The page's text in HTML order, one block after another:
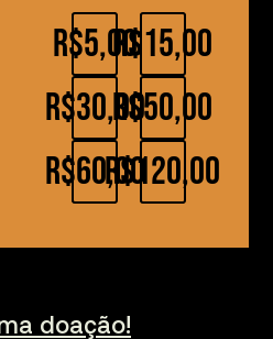
R$5,00
R$30,00
R$60,00
R$15,00
R$50,00
R$120,00
doação!